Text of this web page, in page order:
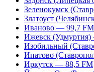
Зеленокумск
Златоуст
Иваново — 99,7 FM
Ижевск
Изобильный
Ипатово
Иркутск — 88,5 FM